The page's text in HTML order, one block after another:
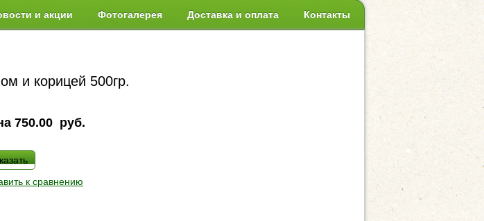
и акции Фотогалерея Доставка и оплата Контакты
и корицей 500гр.
750.00 руб.
к сравнению